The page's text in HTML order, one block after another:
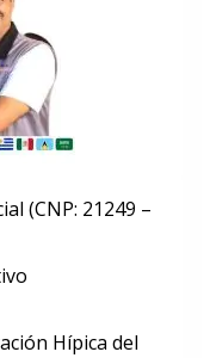
(CNP: 21249 –
Hípica del